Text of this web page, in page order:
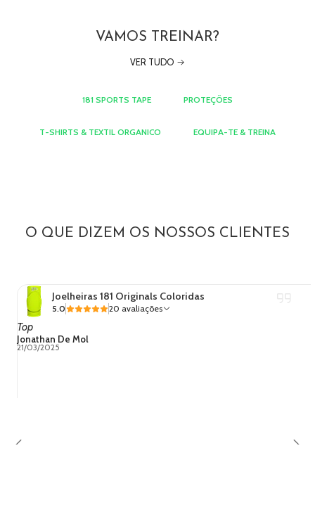
VAMOS TREINAR?
VER TUDO
181 SPORTS TAPE PROTEÇÕES
T-SHIRTS & TEXTIL ORGANICO EQUIPA-TE & TREINA
O QUE DIZEM OS NOSSOS CLIENTES
Joelheiras 181 Originals Coloridas
5.0 20 avaliações
Top
Jonathan De Mol
21/03/2025